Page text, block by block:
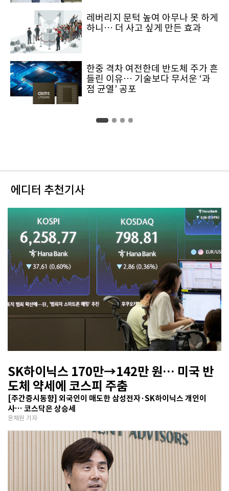
레버리지 문턱 높여 아무나 못 하게
하니… 더 사고 싶게 만든 효과
한중 격차 여전한데 반도체 주가 흔
들린 이유… 기술보다 무서운 ‘과
점 균열’ 공포
에디터 추천기사
SK하이닉스 170만→142만 원… 미국 반
도체 약세에 코스피 주춤
[주간증시동향] 외국인이 매도한 삼성전자·SK하이닉스 개인이
사… 코스닥은 상승세
윤채원 기자